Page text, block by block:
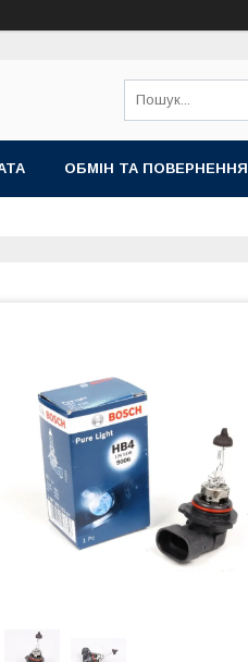
ОБМІН ТА ПОВЕРНЕННЯ